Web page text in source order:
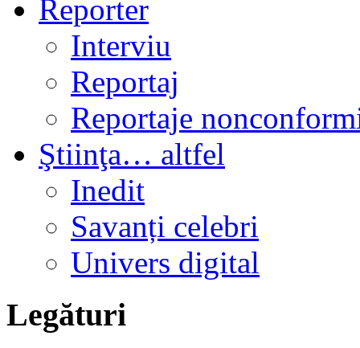
Reporter
Interviu
Reportaj
Reportaje
Ştiinţa… altfel
Inedit
Savanți celebri
Univers digital
Legături